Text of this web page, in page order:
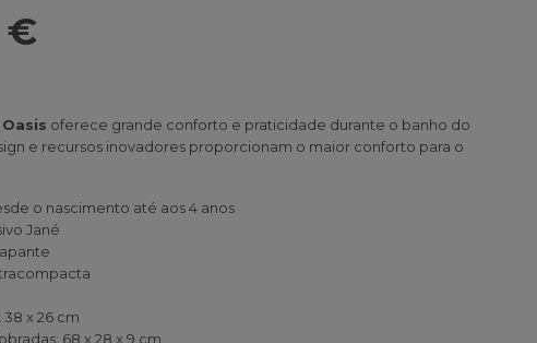
€
oferece grande conforto e praticidade durante o banho do
e recursos inovadores proporcionam o maior conforto para o
o nascimento até aos 4 anos
Jané
x 26 cm
68 x 28 x 9 cm